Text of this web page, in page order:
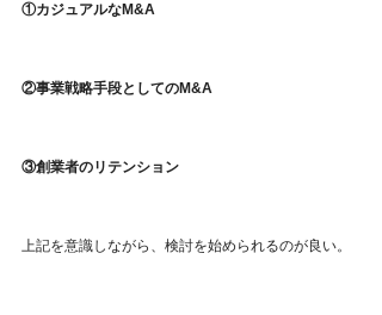
①カジュアルなM&A
②事業戦略手段としてのM&A
③創業者のリテンション
上記を意識しながら、検討を始められるのが良い。